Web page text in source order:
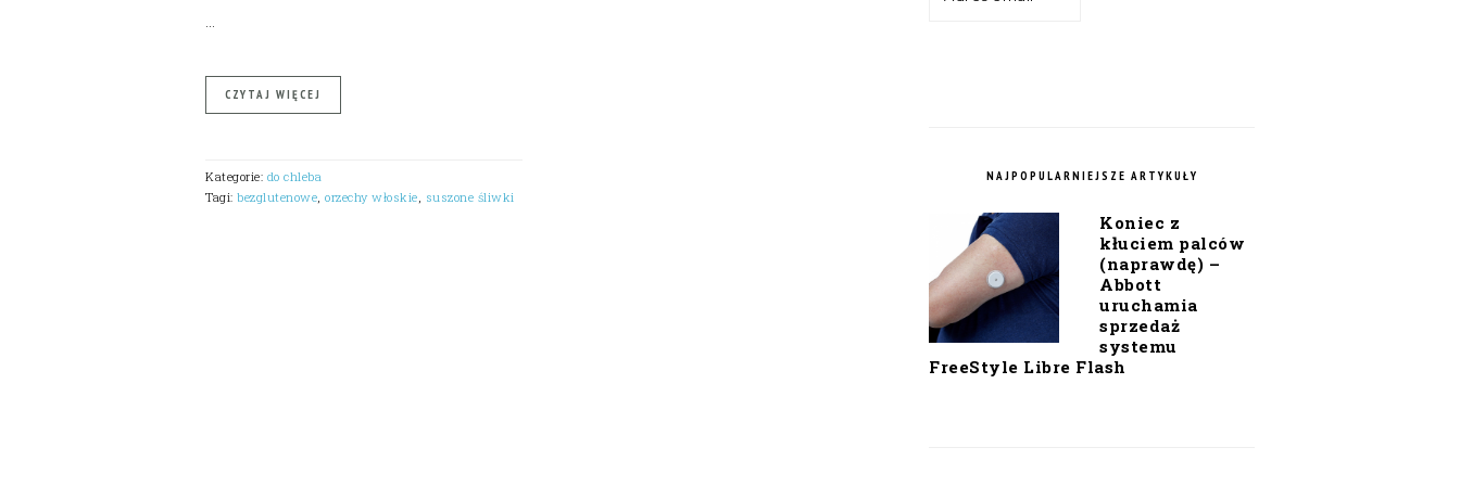
CZYTAJ WIĘCEJ
Kategorie: do chleba
Tagi: bezglutenowe orzechy włoskie suszone śliwki
NAJPOPULARNIEJSZE ARTYKUŁY
Koniec z
kłuciem palców
(naprawdę) –
Abbott
uruchamia
sprzedaż
systemu
FreeStyle Libre Flash